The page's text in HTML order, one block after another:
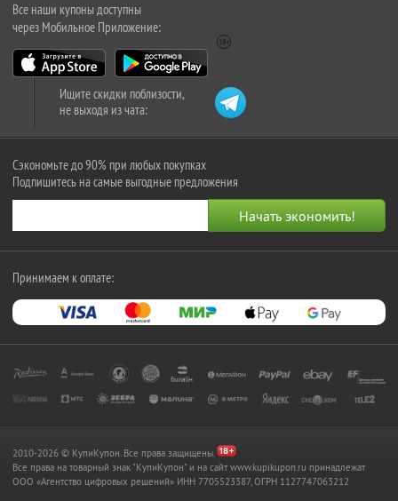
Все наши купоны доступны
через Мобильное Приложение:
Ищите скидки поблизости,
не выходя из чата:
Сэкономьте до 90% при любых покупках
Подпишитесь на самые выгодные предложения
Принимаем к оплате:
2010-2026 © КупиКупон. Все права защищены.
Все права на товарный знак "КупиКупон" и на сайт www.kupikupon.ru принадлежат
OOO «Агентство цифровых решений» ИНН 7705523387, ОГРН 1127747063212